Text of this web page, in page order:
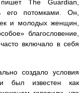
The Guardian,
его потомками. Он,
и молодых женщин,
благословение,
включало в себя
создало условия
был известен как